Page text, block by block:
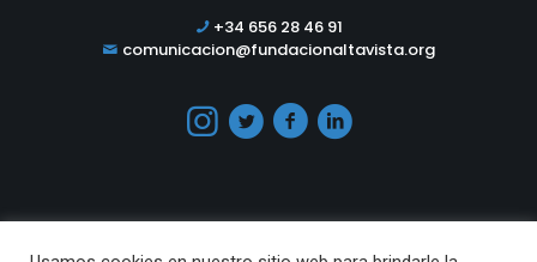
+34 656 28 46 91
comunicacion@fundacionaltavista.org